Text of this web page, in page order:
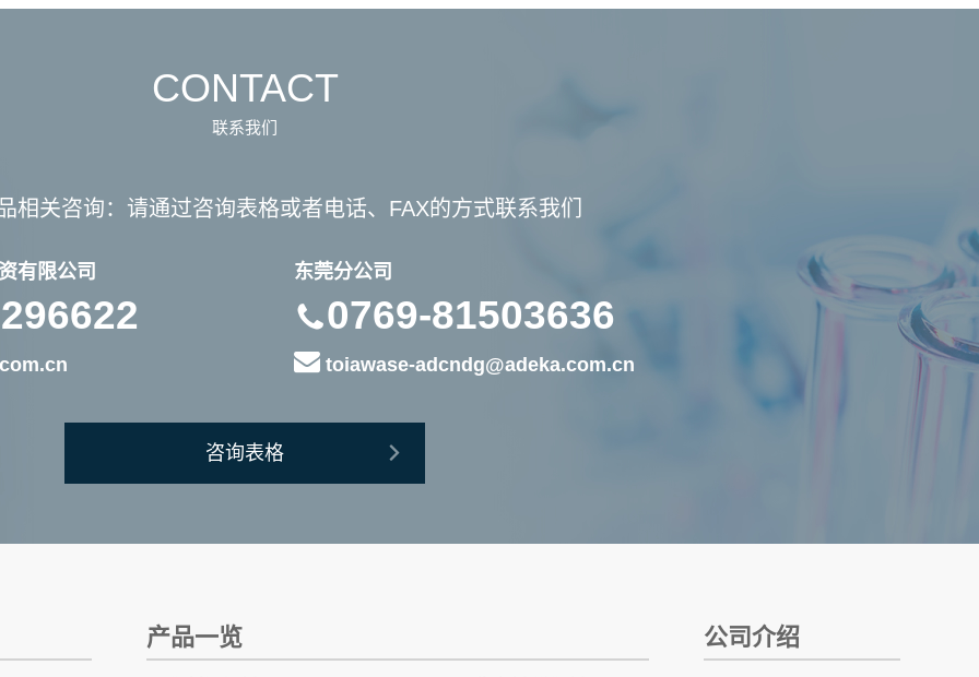
CONTACT
联系我们
相关咨询： 请通过咨询表格或者电话、FAX的方式联系我们
有限公司 东莞分公司
0769-81503636
toiawase-adcndg@adeka.com.cn
咨询表格
产品一览 公司介绍